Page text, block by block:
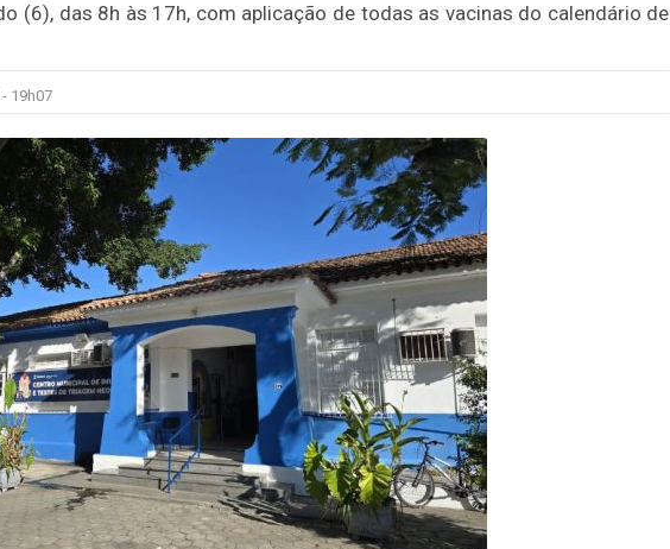
(6), das 8h às 17h, com aplicação de todas as vacinas do calendário de
19h07